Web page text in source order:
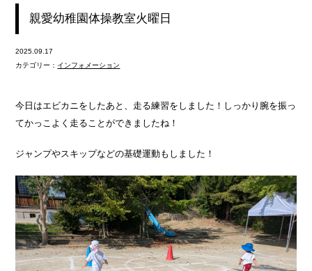
親愛幼稚園体操教室火曜日
2025.09.17
カテゴリー： インフォメーション
今日はエビカニをしたあと、走る練習をしました！しっかり腕を振っ
てかっこよく走ることができましたね！
ジャンプやスキップなどの基礎運動もしました！